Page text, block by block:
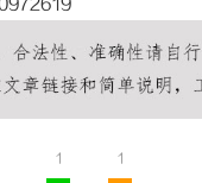
1 1